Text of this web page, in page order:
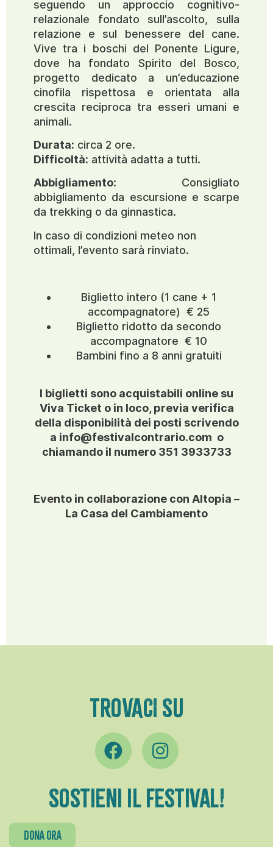
seguendo un approccio cognitivo-
relazionale fondato sull’ascolto, sulla
relazione e sul benessere del cane.
Vive tra i boschi del Ponente Ligure,
dove ha fondato Spirito del Bosco,
progetto dedicato a un’educazione
cinofila rispettosa e orientata alla
crescita reciproca tra esseri umani e
animali.
Durata: circa 2 ore.
Difficoltà: attività adatta a tutti.
Abbigliamento: Consigliato
abbigliamento da escursione e scarpe
da trekking o da ginnastica.
In caso di condizioni meteo non
ottimali, l’evento sarà rinviato.
Biglietto intero (1 cane + 1
accompagnatore) € 25
Biglietto ridotto da secondo
accompagnatore € 10
Bambini fino a 8 anni gratuiti
I biglietti sono acquistabili online su
Viva Ticket o in loco, previa verifica
della disponibilità dei posti scrivendo
a info@festivalcontrario.com o
chiamando il numero 351 3933733
Evento in collaborazione con Altopia –
La Casa del Cambiamento
TROVACI SU
Sostieni il festival!
dona ora